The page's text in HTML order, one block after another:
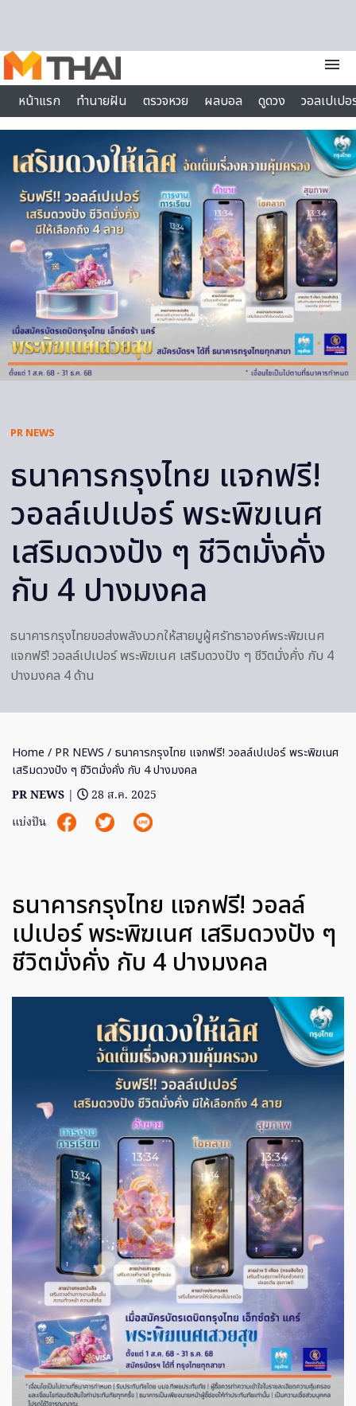
menu
หน้าแรก
ทำนายฝัน ตรวจหวย ผลบอล ดูดวง
วอลเปเป
ไลฟ์สไตล์
PR NEWS
ธนาคารกรุงไทย แจกฟรี!
วอลล์เปเปอร์ พระพิฆเนศ
เสริมดวงปัง ๆ ชีวิตมั่งคั่ง
กับ 4 ปางมงคล
ธนาคารกรุงไทยขอส่งพลังบวกให้สายมูผู้ศรัทธาองค์พระพิฆเนศ
แจกฟรี! วอลล์เปเปอร์ พระพิฆเนศ เสริมดวงปัง ๆ ชีวิตมั่งคั่ง กับ 4
ปางมงคล 4 ด้าน
Home / PR NEWS / ธนาคารกรุงไทย แจกฟรี! วอลล์เปเปอร์ พระพิฆเนศ
เสริมดวงปัง ๆ ชีวิตมั่งคั่ง กับ 4 ปางมงคล
PR NEWS |
28 ส.ค. 2025
แบ่งปัน
ธนาคารกรุงไทย แจกฟรี! วอลล์
เปเปอร์ พระพิฆเนศ เสริมดวงปัง ๆ
ชีวิตมั่งคั่ง กับ 4 ปางมงคล